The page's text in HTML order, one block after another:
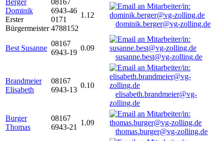
Berger
Dominik
Erster
Bürgermeister
08167
6943-46
0171
4788152
1.12
dominik.berger@vg-zolling.de
Best Susanne
08167
6943-19
0.09
susanne.best@vg-zolling.de
Brandmeier
Elisabeth
08167
6943-13
0.10
elisabeth.brandmeier@vg-
zolling.de
Burger
Thomas
08167
6943-21
1.09
thomas.burger@vg-zolling.de